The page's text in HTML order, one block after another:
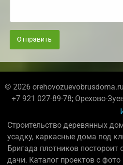
Отправить
© 2026 orehovozuevobrusdoma.ru
+7 921 027-89-78; Орехово-
Строительство деревянных
усадку, каркасные дома под
Бригада плотников
дачи. Каталог проектов с